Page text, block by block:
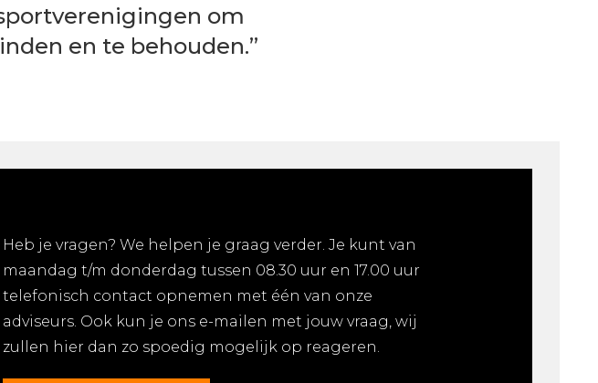
om
en te behouden.”
Heb je vragen? We helpen je graag verder. Je kunt van
maandag t/m donderdag tussen 08.30 uur en 17.00 uur
telefonisch contact opnemen met één van onze
adviseurs. Ook kun je ons e-mailen met jouw vraag, wij
zullen hier dan zo spoedig mogelijk op reageren.